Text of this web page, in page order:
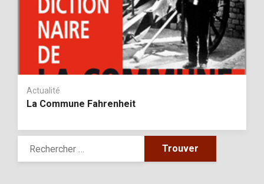
Actualité
La Commune Fahrenheit